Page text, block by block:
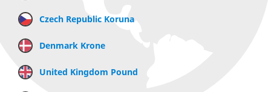
Czech Republic Koruna
Denmark Krone
United Kingdom Pound